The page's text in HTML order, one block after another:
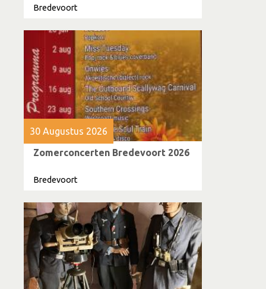
Bredevoort
30 Augustus 2026
Zomerconcerten Bredevoort 2026
Bredevoort